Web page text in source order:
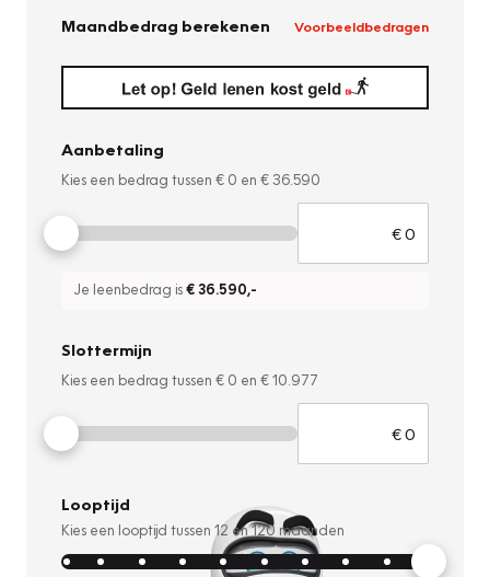
Maandbedrag berekenen Voorbeeldbedragen
Aanbetaling
Kies een bedrag tussen € 0 en € 36.590
Je leenbedrag is€ 36.590,-
Slottermijn
Kies een bedrag tussen € 0 en € 10.977
Looptijd
Kies een looptijd tussen 12 en120 maanden